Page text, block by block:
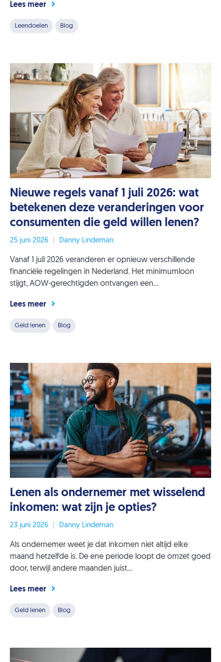
Lees meer
Leendoelen Blog
Nieuwe regels vanaf 1 juli 2026: wat
betekenen deze veranderingen voor
consumenten die geld willen lenen?
25 juni 2026 Danny Lindeman
Vanaf 1 juli 2026 veranderen er opnieuw verschillende
financiële regelingen in Nederland. Het minimumloon
stijgt, AOW-gerechtigden ontvangen een...
Lees meer
Geld lenen Blog
Lenen als ondernemer met wisselend
inkomen: wat zijn je opties?
23 juni 2026 Danny Lindeman
Als ondernemer weet je dat inkomen niet altijd elke
maand hetzelfde is. De ene periode loopt de omzet goed
door, terwijl andere maanden juist...
Lees meer
Geld lenen Blog